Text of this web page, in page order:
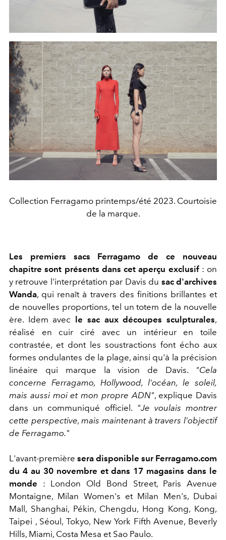
Collection Ferragamo printemps/été 2023. Courtoisie
de la marque.
Les premiers sacs Ferragamo de ce nouveau
chapitre sont présents dans cet aperçu exclusif: on
y retrouve l'interprétation par Davis du sac d'archives
Wanda, qui renaît à travers des finitions brillantes et
de nouvelles proportions, tel un totem de la nouvelle
ère. Idem avec
le sac aux découpes sculpturales,
réalisé en cuir ciré avec un intérieur en toile
contrastée, et dont les soustractions font écho aux
formes ondulantes de la plage, ainsi qu'à la précision
linéaire qui marque la vision de Davis. "Cela
concerne Ferragamo, Hollywood, l'océan, le soleil,
mais aussi moi et mon propre ADN", explique Davis
dans un communiqué officiel. "Je voulais montrer
cette perspective, mais maintenant à travers l'objectif
de Ferragamo."
L'avant-première sera disponible sur Ferragamo.com
du 4 au 30 novembre et dans 17 magasins dans le
monde : London Old Bond Street, Paris Avenue
Montaigne, Milan Women's et Milan Men's, Dubai
Mall, Shanghai, Pékin, Chengdu, Hong Kong, Kong,
Taipei , Séoul, Tokyo, New York Fifth Avenue, Beverly
Hills, Miami, Costa Mesa et Sao Paulo.